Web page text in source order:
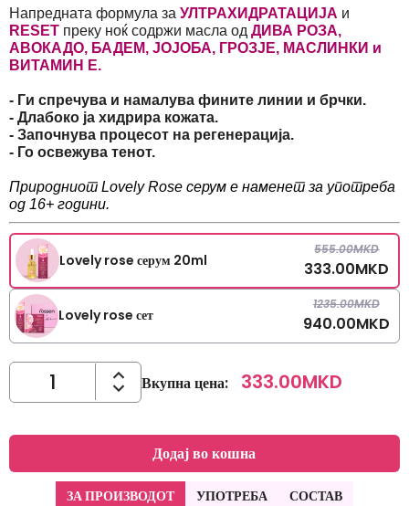
Напредната формула за УЛТРАХИДРАТАЦИЈА и
RESET преку ноќ содржи масла од ДИВА РОЗА,
АВОКАДО, БАДЕМ, ЈОЈОБА, ГРОЗЈЕ, МАСЛИНКИ и
ВИТАМИН Е.
- Ги спречува и намалува фините линии и брчки.
- Длабоко ја хидрира кожата.
- Започнува процесот на регенерација.
- Го освежува тенот.
Природниот Lovely Rose серум е наменет за употреба
од 16+ години.
Lovely rose серум 20ml
555.00MKD
333.00MKD
Lovely rose сет
1235.00MKD
940.00MKD
Вкупна цена: 333.00MKD
Додај во кошна
ЗА ПРОИЗВОДОТ УПОТРЕБА СОСТАВ